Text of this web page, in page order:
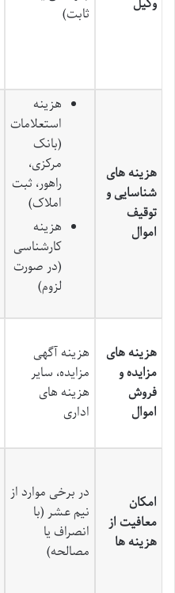
ثابت)
هزینه های
شناسایی و
توقیف
اموال
هزینه
استعلامات
(بانک
مرکزی،
راهور، ثبت
املاک)
هزینه
کارشناسی
(در صورت
لزوم)
هزینه های
مزایده و
فروش
اموال
هزینه آگهی
مزایده، سایر
هزینه های
اداری
امکان
معافیت از
هزینه ها
در برخی موارد از
نیم عشر (با
انصراف یا
مصالحه)